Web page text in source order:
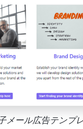
メール広告テンプ